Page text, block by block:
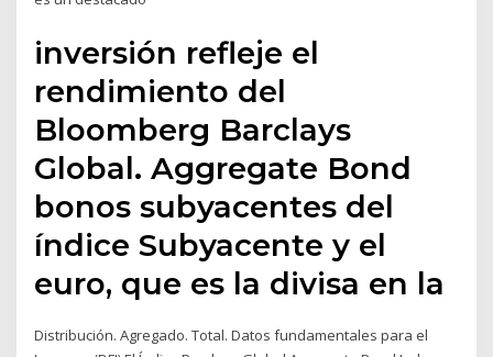
inversión refleje el
rendimiento del
Bloomberg Barclays
Global. Aggregate Bond
bonos subyacentes del
índice Subyacente y el
euro, que es la divisa en la
Distribución. Agregado. Total. Datos fundamentales para el